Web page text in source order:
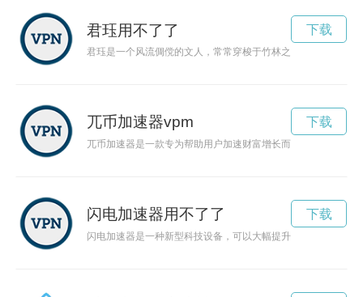
君珏用不了了
君珏是一个风流倜傥的文人，常常穿梭于竹林之间，写就诗情
下载
兀币加速器vpm
兀币加速器是一款专为帮助用户加速财富增长而设计的工具，
下载
闪电加速器用不了了
闪电加速器是一种新型科技设备，可以大幅提升车辆的加速性
下载